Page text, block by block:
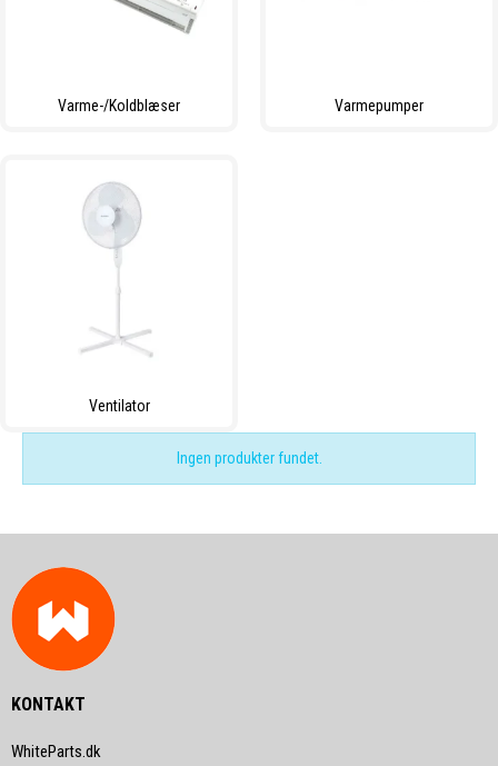
Varme-/Koldblæser Varmepumper
Ventilator
Ingen produkter fundet.
KONTAKT
WhiteParts.dk